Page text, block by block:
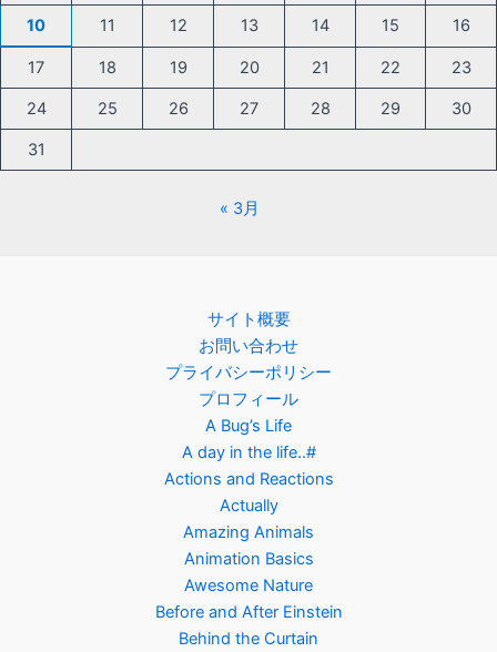
10 11 12 13 14 15 16
17 18 19 20 21 22 23
24 25 26 27 28 29 30
31
« 3月
サイト概要
お問い合わせ
プライバシーポリシー
プロフィール
A Bug’s Life
A day in the life..#
Actions and Reactions
Actually
Amazing Animals
Animation Basics
Awesome Nature
Before and After Einstein
Behind the Curtain